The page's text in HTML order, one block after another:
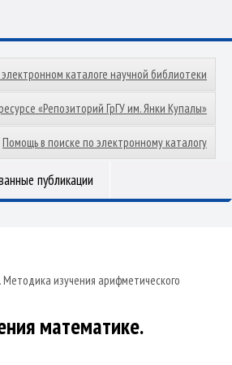
каталоге научной библиотеки
«Репозиторий ГрГУ им. Янки Купалы»
Помощь в поиске по электронному каталогу
публикации
изучения арифметического
математике.